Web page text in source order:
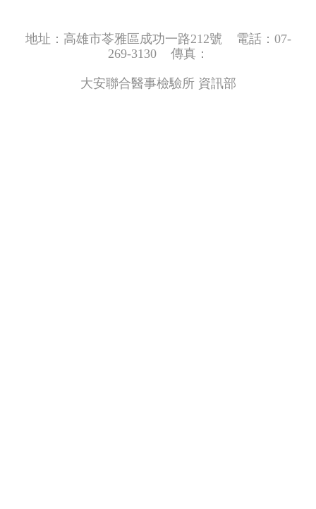
地址：高雄市苓雅區成功一路212號 電話：07-
269-3130 傳真：
大安聯合醫事檢驗所 資訊部